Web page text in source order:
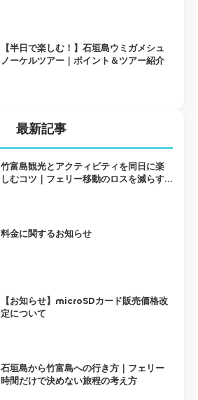
【半日で楽しむ！】石垣島ウミガメシュ
ノーケルツアー｜ポイント＆ツアー紹介
最新記事
竹富島観光とアクティビティを同日に楽
しむコツ｜フェリー移動のロスを減らす
料金に関するお知らせ
【お知らせ】microSDカード販売価格改
定について
石垣島から竹富島への行き方｜フェリー
時間だけで決めない旅程の考え方